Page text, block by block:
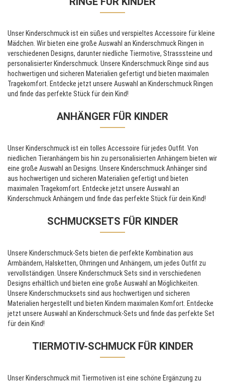
Unser Kinderschmuck ist ein süßes und verspieltes Accessoire für kleine
Mädchen. Wir bieten eine große Auswahl an Kinderschmuck Ringen in
verschiedenen Designs, darunter niedliche Tiermotive, Strasssteine und
personalisierter Kinderschmuck. Unsere Kinderschmuck Ringe sind aus
hochwertigen und sicheren Materialien gefertigt und bieten maximalen
Tragekomfort. Entdecke jetzt unsere Auswahl an Kinderschmuck Ringen
und finde das perfekte Stück für dein Kind!
ANHÄNGER FÜR KINDER
Unser Kinderschmuck ist ein tolles Accessoire für jedes Outfit. Von
niedlichen Tieranhängern bis hin zu personalisierten Anhängern bieten wir
eine große Auswahl an Designs. Unsere Kinderschmuck Anhänger sind
aus hochwertigen und sicheren Materialien gefertigt und bieten
maximalen Tragekomfort. Entdecke jetzt unsere Auswahl an
Kinderschmuck Anhängern und finde das perfekte Stück für dein Kind!
SCHMUCKSETS FÜR KINDER
Unsere Kinderschmuck-Sets bieten die perfekte Kombination aus
Armbändern, Halsketten, Ohrringen und Anhängern, um jedes Outfit zu
vervollständigen. Unsere Kinderschmuck Sets sind in verschiedenen
Designs erhältlich und bieten eine große Auswahl an Möglichkeiten.
Unsere Kinderschmucksets sind aus hochwertigen und sicheren
Materialien hergestellt und bieten Kindern maximalen Komfort. Entdecke
jetzt unsere Auswahl an Kinderschmuck-Sets und finde das perfekte Set
für dein Kind!
TIERMOTIV-SCHMUCK FÜR KINDER
Unser Kinderschmuck mit Tiermotiven ist eine schöne Ergänzung zu